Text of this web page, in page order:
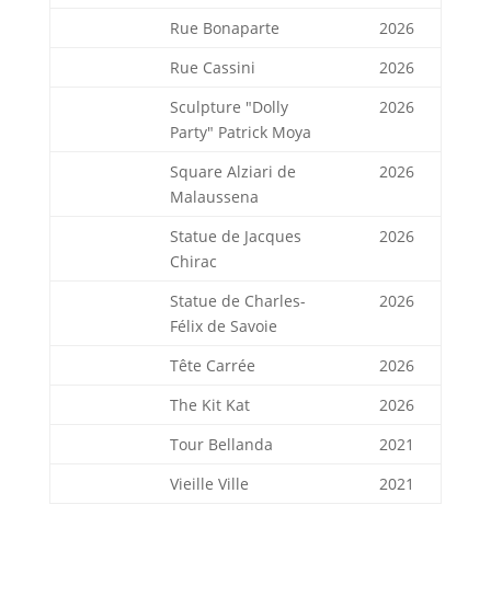
Rue Bonaparte
2026
Rue Cassini
2026
Sculpture "Dolly
Party" Patrick Moya
2026
Square Alziari de
Malaussena
2026
Statue de Jacques
Chirac
2026
Statue de Charles-
Félix de Savoie
2026
Tête Carrée
2026
The Kit Kat
2026
Tour Bellanda
2021
Vieille Ville
2021